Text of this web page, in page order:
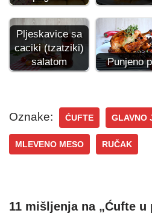
Pljeskavice sa
caciki (tzatziki)
salatom
Punjeno
Oznake: ĆUFTE GLAVNO
MLEVENO MESO RUČAK
11 mišljenja na „Ćufte u